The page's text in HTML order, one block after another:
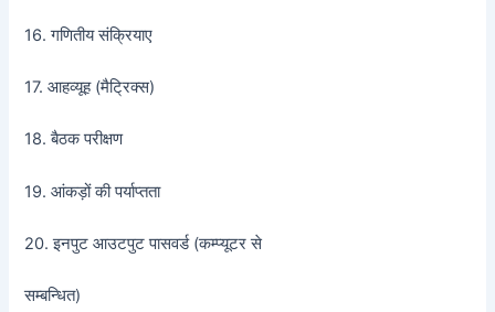
16. गणितीय संक्रियाए
17. आहव्यूह (मैट्रिक्स)
18. बैठक परीक्षण
19. आंकड़ों की पर्याप्तता
20. इनपुट आउटपुट पासवर्ड (कम्प्यूटर से
सम्बन्धित)